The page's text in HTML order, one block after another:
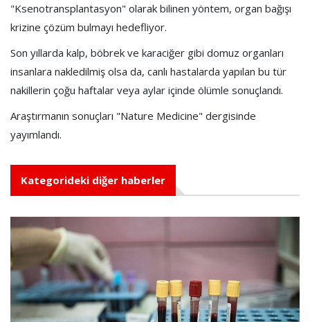
"Ksenotransplantasyon" olarak bilinen yöntem, organ bağışı
krizine çözüm bulmayı hedefliyor.
Son yıllarda kalp, böbrek ve karaciğer gibi domuz organları
insanlara nakledilmiş olsa da, canlı hastalarda yapılan bu tür
nakillerin çoğu haftalar veya aylar içinde ölümle sonuçlandı.
Araştırmanın sonuçları "Nature Medicine" dergisinde
yayımlandı.
Kategorideki diğer haberler